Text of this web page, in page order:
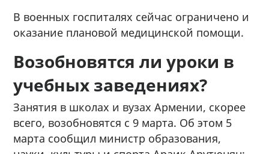
В военных госпиталях сейчас ограничено и
оказание плановой медицинской помощи.
Возобновятся ли уроки в
учебных заведениях?
Занятия в школах и вузах Армении, скорее
всего, возобновятся с 9 марта. Об этом 5
марта сообщил министр образования,